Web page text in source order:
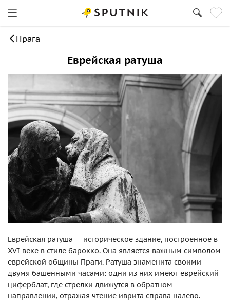
Прага
Еврейская ратуша
Еврейская ратуша — историческое здание, построенное в
XVI веке в стиле барокко. Она является важным символом
еврейской общины Праги. Ратуша знаменита своими
двумя башенными часами: одни из них имеют еврейский
циферблат, где стрелки движутся в обратном
направлении, отражая чтение иврита справа налево.